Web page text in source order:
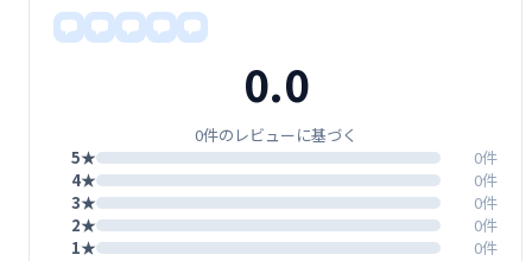
0.0
0件のレビューに基づく
5★
0件
4★
0件
3★
0件
2★
0件
1★
0件